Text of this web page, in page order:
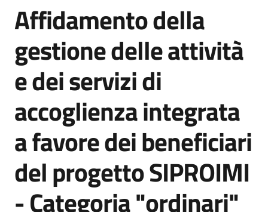
e
strumenti
acquisto
Piattaforme
telematiche
Salta al contenuto
Affidamento della
gestione delle attività
e dei servizi di
accoglienza integrata
a favore dei beneficiari
del progetto SIPROIMI
- Categoria "ordinari"